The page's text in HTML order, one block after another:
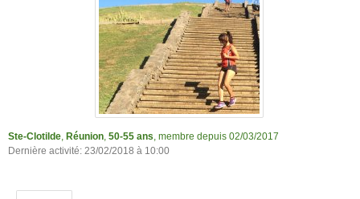
Ste-Clotilde Réunion 50-55 ans , membre depuis 02/03/2017
Dernière activité: 23/02/2018 à 10:00